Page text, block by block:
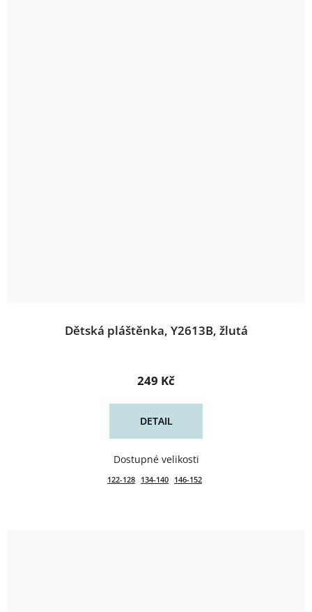
Dětská pláštěnka, Y2613B, žlutá
249 Kč
DETAIL
122-128 134-140 146-152